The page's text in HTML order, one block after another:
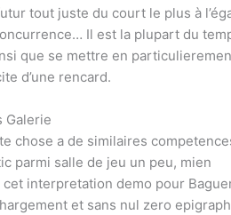
tout juste du court le plus à
Il est la plupart du
que se mettre en
d’une rencard.
Galerie
chose a de similaires
parmi salle de jeu un peu, mien
interpretation demo pour
et sans nul zero